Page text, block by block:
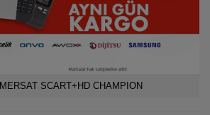
MERSAT SCART+HD CHAMPION